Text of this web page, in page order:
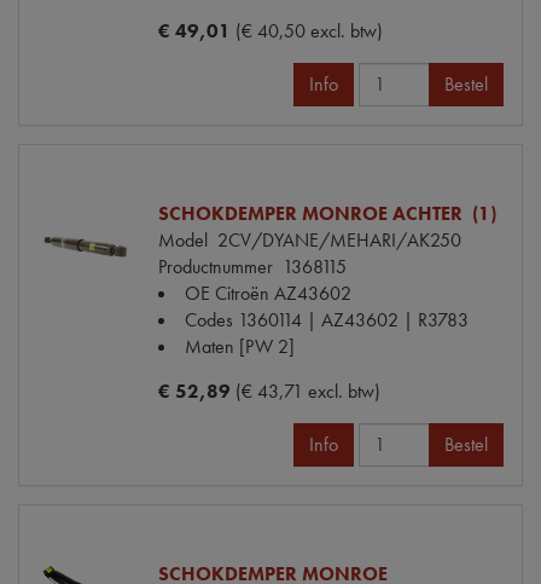
€ 49,01 (€ 40,50 excl. btw)
Info Bestel
SCHOKDEMPER MONROE ACHTER (1)
Model 2CV/DYANE/MEHARI/AK250
Productnummer 1368115
OE Citroën AZ43602
Codes 1360114 | AZ43602 | R3783
Maten [PW 2]
€ 52,89 (€ 43,71 excl. btw)
Info Bestel
SCHOKDEMPER MONROE